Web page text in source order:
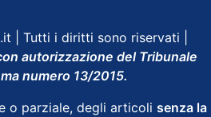
| Tutti i diritti sono riservati |
autorizzazione del Tribunale
numero 13/2015.
o parziale, degli articoli senza la